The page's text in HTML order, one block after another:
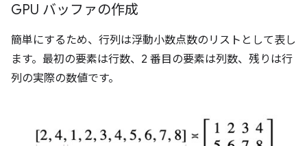
GPU バッファの作成
簡単にするため、行列は浮動小数点数のリストとして表し
ます。最初の要素は行数、2 番目の要素は列数、残りは行
列の実際の数値です。